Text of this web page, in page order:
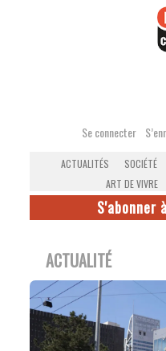
Se connecter
ACTUALITÉS SOCIÉTÉ
ART DE VIVRE
S'abonner
ACTUALITÉ